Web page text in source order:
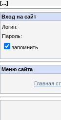
[...]
Вход на сайт
Логин:
Пароль:
запомнить
Меню сайта
Главная